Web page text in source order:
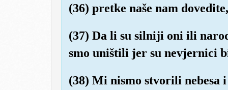
(36) pretke naše nam
(37) Da li su silniji oni ili
smo uništili jer su nevjernici
(38) Mi nismo stvorili nebesa